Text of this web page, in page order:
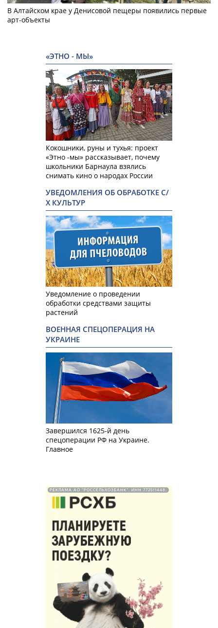
В Алтайском крае у Денисовой пещеры появились первые
арт-объекты
«ЭТНО - МЫ»
Кокошники, руны и тухья: проект
«Этно -мы» рассказывает, почему
школьники Барнаула взялись
снимать кино о народах России
УВЕДОМЛЕНИЯ ОБ ОБРАБОТКЕ С/
Х КУЛЬТУР
Уведомление о проведении
обработки средствами защиты
растений
ВОЕННАЯ СПЕЦОПЕРАЦИЯ НА
УКРАИНЕ
Завершился 1625-й день
спецоперации РФ на Украине.
Главное
РЕКЛАМА АО "РОССЕЛЬХОЗБАНК". ИНН 772511448.